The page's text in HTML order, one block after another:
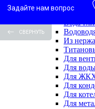
Вода-
Вода-
Из
Для
Для
Для
Для
Для
Для
Задайте нам вопрос
СВЕРНУТЬ